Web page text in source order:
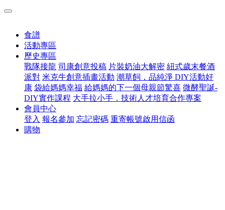
食譜
活動專區
歷史專區
戰隊接龍 司康創意投稿 片裝奶油大解密 紐式歲末餐酒
派對 米克牛創意插畫活動 潮草飼，品純淨 DIY活動好
康 袋給媽媽幸福 給媽媽的下一個母親節驚喜 微酵聖誕-
DIY實作課程 大手拉小手．技術人才培育合作專案
會員中心
登入 報名參加 忘記密碼 重寄帳號啟用信函
購物